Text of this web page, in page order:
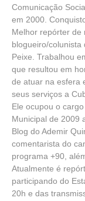
Comunicação
em 2000.
Melhor repórter de
blogueiro/colunista
Peixe. Trabalhou
que resultou em
de atuar na esfera
seus serviços a
Ele ocupou o
Municipal de 2009
Blog do Ademir
comentarista do
programa +90,
Atualmente é
participando do
20h e das